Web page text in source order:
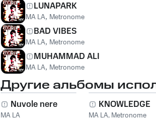
LUNAPARK
MA LA, Metronome
BAD VIBES
MA LA, Metronome
MUHAMMAD ALI
MA LA, Metronome
Другие альбомы
Nuvole nere
MA LA
KNOWLEDGE
MA LA, Metronome